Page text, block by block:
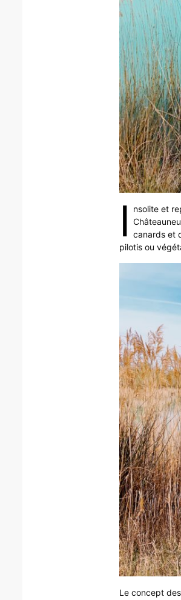
I
nsolite et
canards et
pilotis ou
Le concept